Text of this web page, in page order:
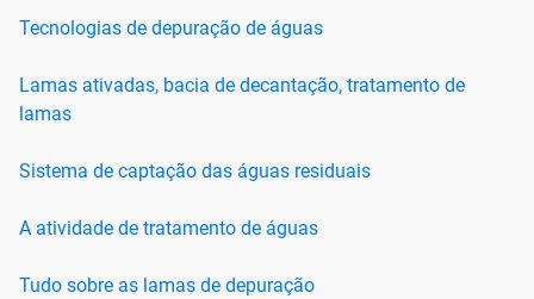
Tecnologias de depuração de águas
Lamas ativadas, bacia de decantação, tratamento de
lamas
Sistema de captação das águas residuais
A atividade de tratamento de águas
Tudo sobre as lamas de depuração